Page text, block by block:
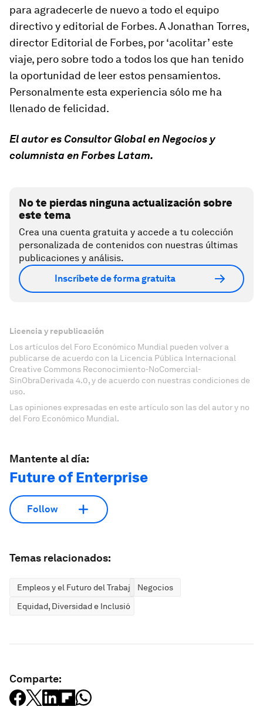
para agradecerle de nuevo a todo el equipo
directivo y editorial de Forbes. A Jonathan Torres,
director Editorial de Forbes, por ‘acolitar’ este
viaje, pero sobre todo a todos los que han tenido
la oportunidad de leer estos pensamientos.
Personalmente esta experiencia sólo me ha
llenado de felicidad.
El autor es Consultor Global en Negocios y
columnista en Forbes Latam.
No te pierdas ninguna actualización sobre
este tema
Crea una cuenta gratuita y accede a tu colección
personalizada de contenidos con nuestras últimas
publicaciones y análisis.
Inscríbete de forma gratuita
Licencia y republicación
Los artículos del Foro Económico Mundial pueden volver a
publicarse de acuerdo con la Licencia Pública Internacional
Creative Commons Reconocimiento-NoComercial-
SinObraDerivada 4.0, y de acuerdo con nuestras condiciones de
uso.
Las opiniones expresadas en este artículo son las del autor y no
del Foro Económico Mundial.
Mantente al día:
Future of Enterprise
Follow
Temas relacionados:
Empleos y el Futuro del Trabajo
Negocios
Equidad, Diversidad e Inclusión
Comparte: